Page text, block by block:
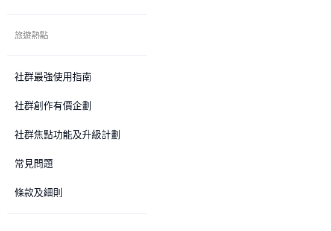
旅遊熱點
社群最強使用指南
社群創作有價企劃
社群焦點功能及升級計劃
常見問題
條款及細則